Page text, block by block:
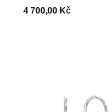
bílého zlata
4 700,00 Kč